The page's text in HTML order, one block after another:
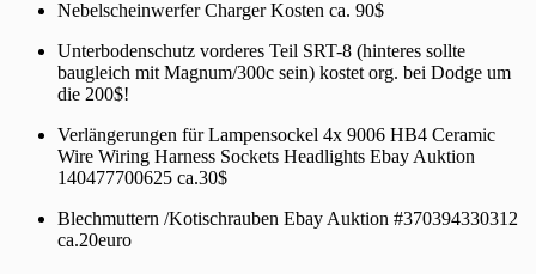
Nebelscheinwerfer Charger Kosten ca. 90$
Unterbodenschutz vorderes Teil SRT-8 (hinteres sollte
baugleich mit Magnum/300c sein) kostet org. bei Dodge um
die 200$!
Verlängerungen für Lampensockel 4x 9006 HB4 Ceramic
Wire Wiring Harness Sockets Headlights Ebay Auktion
140477700625 ca.30$
Blechmuttern /Kotischrauben Ebay Auktion #370394330312
ca.20euro